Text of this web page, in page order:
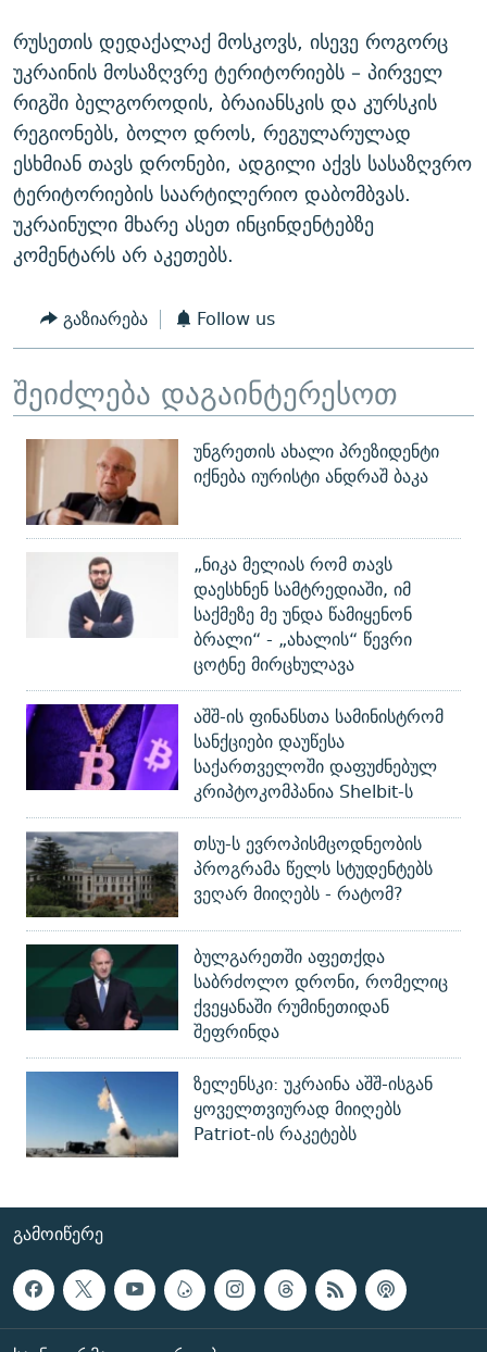
რუსეთის დედაქალაქ მოსკოვს, ისევე როგორც
უკრაინის მოსაზღვრე ტერიტორიებს – პირველ
რიგში ბელგოროდის, ბრაიანსკის და კურსკის
რეგიონებს, ბოლო დროს, რეგულარულად
ესხმიან თავს დრონები, ადგილი აქვს სასაზღვრო
ტერიტორიების საარტილერიო დაბომბვას.
უკრაინული მხარე ასეთ ინცინდენტებზე
კომენტარს არ აკეთებს.
გაზიარება Follow us
შეიძლება დაგაინტერესოთ
უნგრეთის ახალი პრეზიდენტი
იქნება იურისტი ანდრაშ ბაკა
„ნიკა მელიას რომ თავს
დაესხნენ სამტრედიაში, იმ
საქმეზე მე უნდა წამიყენონ
ბრალი“ - „ახალის“ წევრი
ცოტნე მირცხულავა
აშშ-ის ფინანსთა სამინისტრომ
სანქციები დაუწესა
საქართველოში დაფუძნებულ
კრიპტოკომპანია Shelbit-ს
თსუ-ს ევროპისმცოდნეობის
პროგრამა წელს სტუდენტებს
ვეღარ მიიღებს - რატომ?
ბულგარეთში აფეთქდა
საბრძოლო დრონი, რომელიც
ქვეყანაში რუმინეთიდან
შეფრინდა
ზელენსკი: უკრაინა აშშ-ისგან
ყოველთვიურად მიიღებს
Patriot-ის რაკეტებს
ᲒᲐᲛᲝᲘᲬᲔᲠᲔ